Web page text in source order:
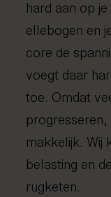
hard aan op
ellebogen en
core de
voegt daar
toe. Omdat
makkelijk. Wij
belasting en
rugketen.